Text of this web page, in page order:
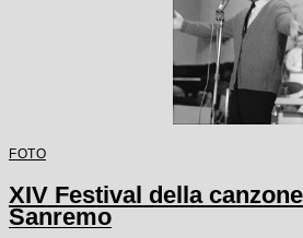
FOTO
XIV Festival della
Sanremo